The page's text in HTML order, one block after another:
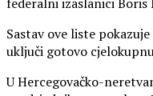
Sastav ove liste
uključi gotovo
U Hercegovačko-